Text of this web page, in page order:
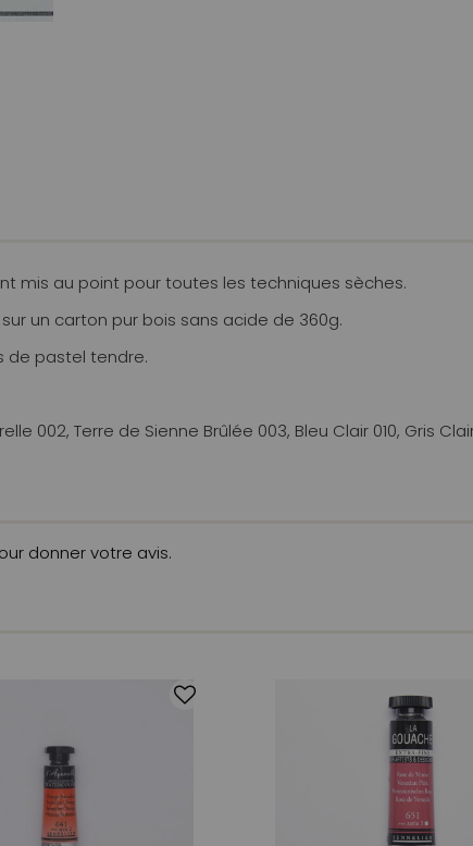
mis au point pour toutes les techniques sèches.
un carton pur bois sans acide de 360g.
de pastel tendre.
002, Terre de Sienne Brûlée 003, Bleu Clair 010, Gris
donner votre avis.